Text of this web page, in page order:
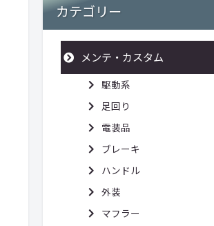
カテゴリー
メンテ・カスタム
駆動系
足回り
電装品
ブレーキ
ハンドル
外装
マフラー